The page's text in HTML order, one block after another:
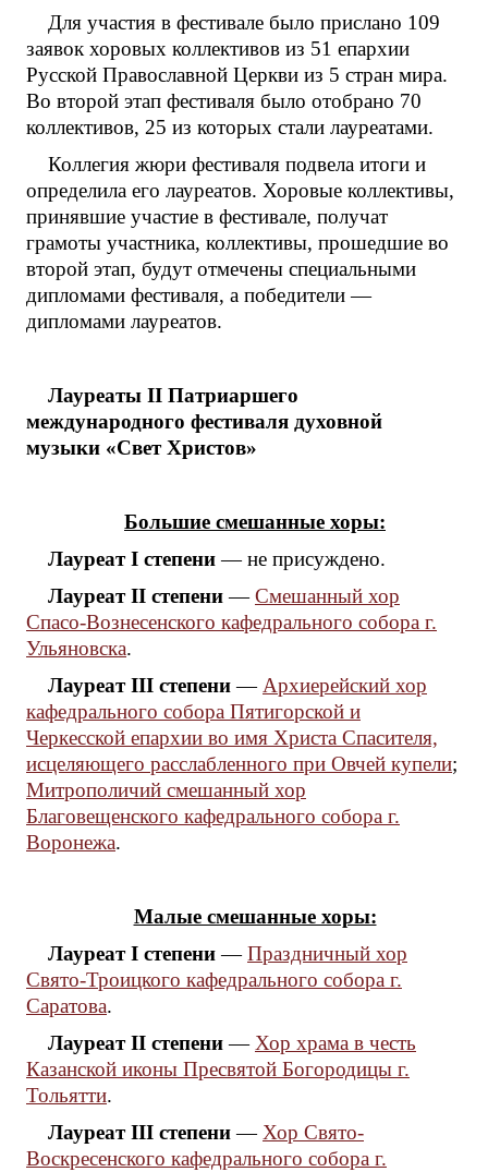
Для участия в фестивале было прислано 109
заявок хоровых коллективов из 51 епархии
Русской Православной Церкви из 5 стран мира.
Во второй этап фестиваля было отобрано 70
коллективов, 25 из которых стали лауреатами.
Коллегия жюри фестиваля подвела итоги и
определила его лауреатов. Хоровые коллективы,
принявшие участие в фестивале, получат
грамоты участника, коллективы, прошедшие во
второй этап, будут отмечены специальными
дипломами фестиваля, а победители —
дипломами лауреатов.
Лауреаты II Патриаршего
международного фестиваля духовной
музыки «Свет Христов»
Большие смешанные хоры:
Лауреат I степени— не присуждено.
Лауреат II степени—Смешанный хор
Спасо-Вознесенского кафедрального собора г.
Ульяновска.
Лауреат III степени— Архиерейский хор
кафедрального собора Пятигорской и
Черкесской епархии во имя Христа Спасителя,
исцеляющего расслабленного при Овчей купели;
Митрополичий смешанный хор
Благовещенского кафедрального собора г.
Воронежа.
Малые смешанные хоры:
Лауреат I степени—Праздничный хор
Свято-Троицкого кафедрального собора г.
Саратова.
Лауреат II степени— Хор храма в честь
Казанской иконы Пресвятой Богородицы г.
Тольятти.
Лауреат III степени— Хор Свято-
Воскресенского кафедрального собора г.